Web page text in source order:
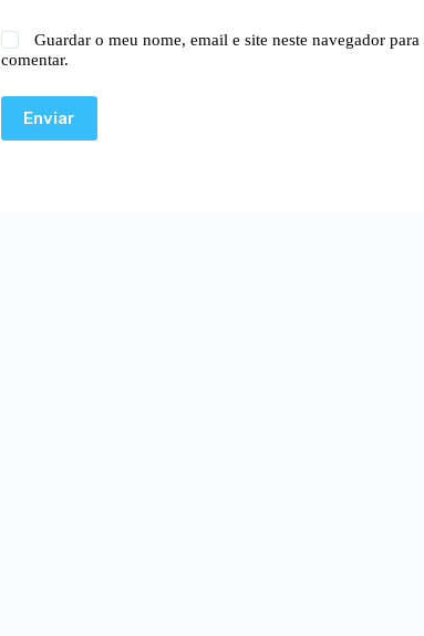
Guardar o meu nome, email e site neste navegador
comentar.
Enviar